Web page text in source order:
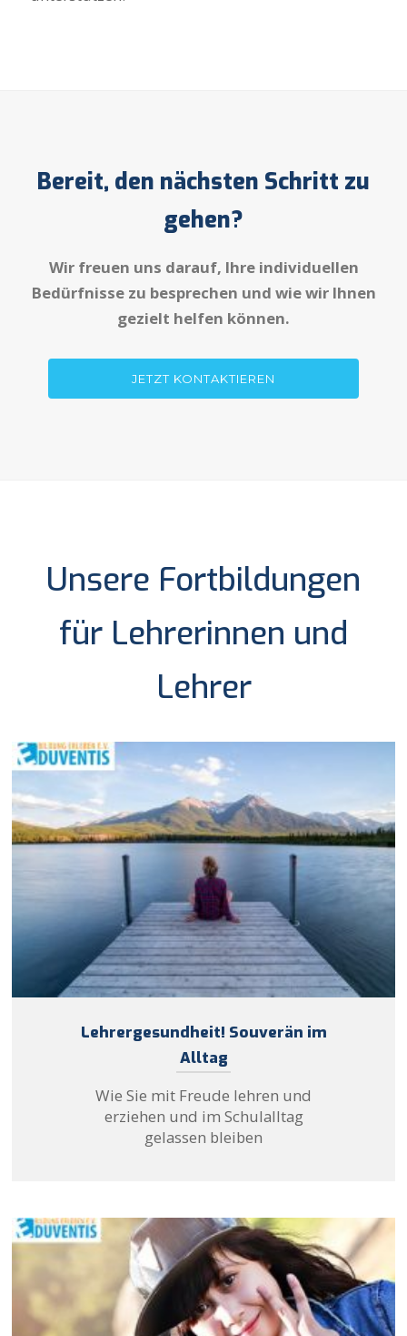
Bereit, den nächsten Schritt zu
gehen?
Wir freuen uns darauf, Ihre individuellen
Bedürfnisse zu besprechen und wie wir Ihnen
gezielt helfen können.
JETZT KONTAKTIEREN
Unsere Fortbildungen
für Lehrerinnen und
Lehrer
Lehrergesundheit! Souverän im
Alltag
Wie Sie mit Freude lehren und
erziehen und im Schulalltag
gelassen bleiben